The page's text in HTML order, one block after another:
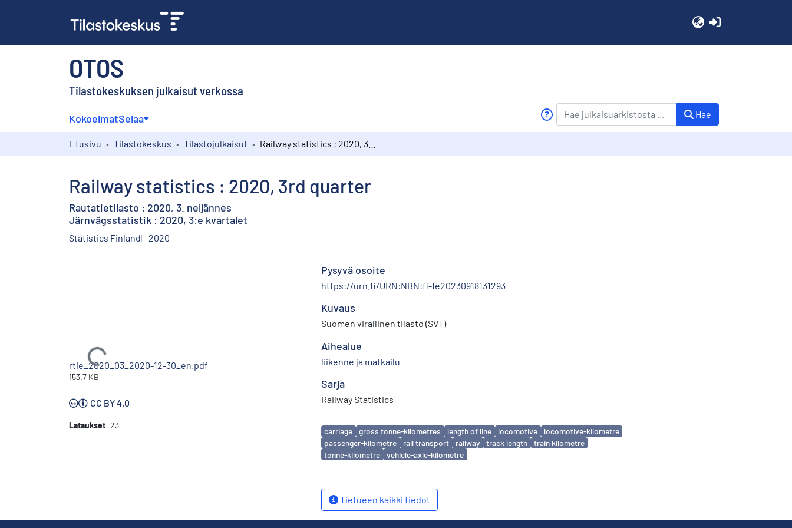
OTOS
Tilastokeskuksen julkaisut verkossa
KokoelmatSelaa Hae
Etusivu Tilastokeskus Tilastojulkaisut
Railway statistics : 2020, 3rd quarter
Rautatietilasto : 2020, 3. neljännes
Järnvägsstatistik : 2020, 3:e kvartalet
Statistics Finland 2020
Ladataan...
rtie_2020_03_2020-12-30_en.pdf
153.7 KB
CC BY 4.0
Lataukset 23
Pysyvä osoite
https://urn.fi/URN:NBN:fi-fe20230918131293
Kuvaus
Suomen virallinen tilasto (SVT)
Aihealue
liikenne ja matkailu
Sarja
Railway Statistics
Avainsanat
carriage gross tonne-kilometres length of line locomotive
locomotive-kilometre
passenger-kilometre
rail transport railway track length
train kilometre
tonne-kilometre
vehicle-axle-kilometre
Tietueen kaikki tiedot